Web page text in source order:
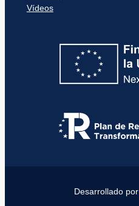
Vídeos
Desarrollado por